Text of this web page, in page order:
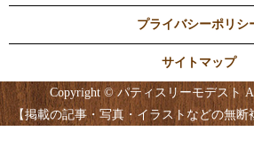
プライバシーポリシ
サイトマップ
Copyright © パティスリーモデスト
【掲載の記事・写真・イラストなどの無